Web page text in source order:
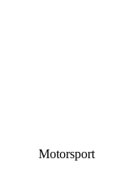
Motorsport